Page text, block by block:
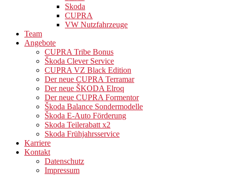
Skoda
CUPRA
VW Nutzfahrzeuge
Team
Angebote
CUPRA Tribe Bonus
Škoda Clever Service
CUPRA VZ Black Edition
Der neue CUPRA Terramar
Der neue ŠKODA Elroq
Der neue CUPRA Formentor
Škoda Balance Sondermodelle
Škoda E-Auto Förderung
Skoda Teilerabatt x2
Skoda Frühjahrsservice
Karriere
Kontakt
Datenschutz
Impressum